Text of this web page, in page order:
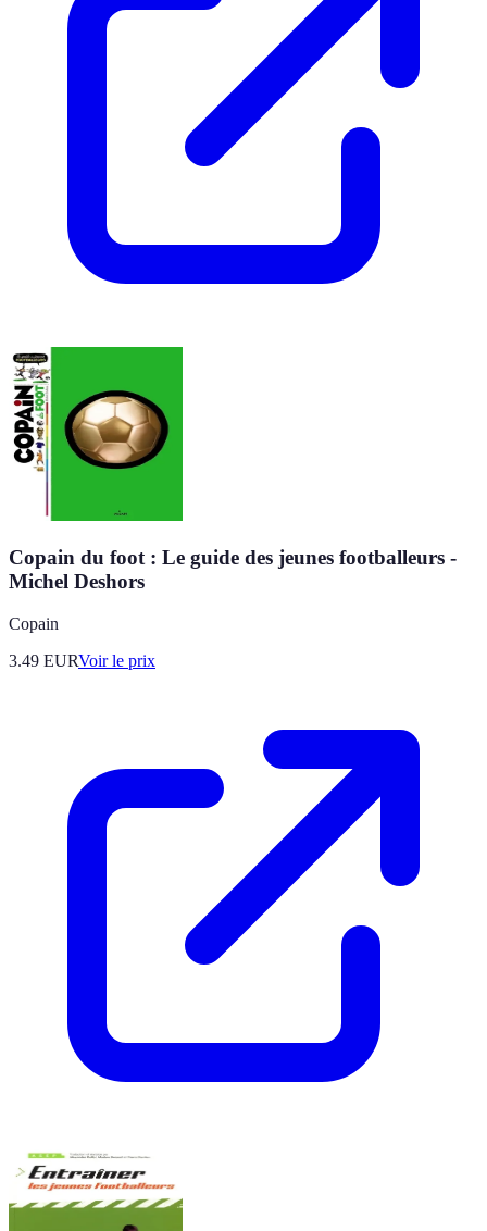
Copain du foot : Le guide des jeunes footballeurs -
Michel Deshors
Copain
3.49 EURVoir le prix